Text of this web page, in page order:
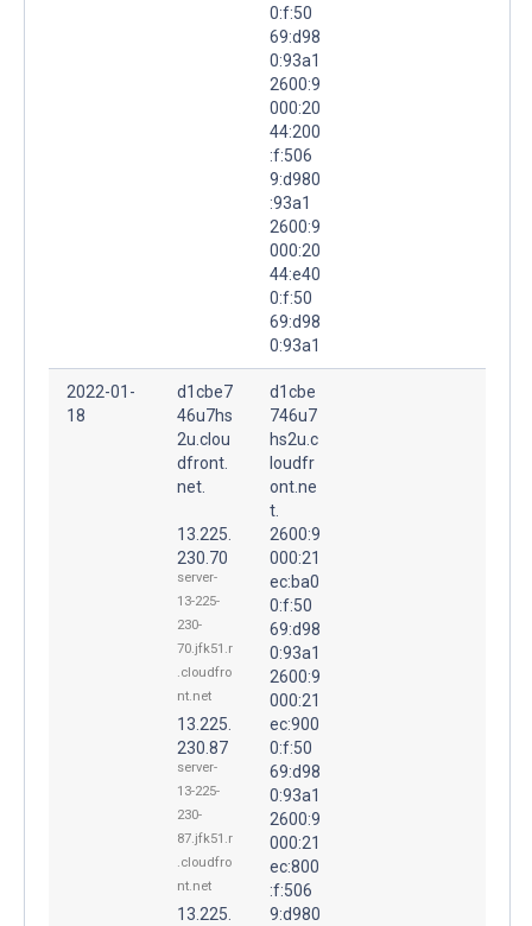
0:f:50
69:d98
0:93a1
2600:9
000:20
44:200
:f:506
9:d980
:93a1
2600:9
000:20
44:e40
0:f:50
69:d98
0:93a1
2022-01-
18
d1cbe7
46u7hs
2u.clou
dfront.
net.
13.225.
230.70
server-
13-225-
230-
70.jfk51.r
.cloudfro
nt.net
13.225.
230.87
server-
13-225-
230-
87.jfk51.r
.cloudfro
nt.net
13.225.
d1cbe
746u7
hs2u.c
loudfr
ont.ne
t.
2600:9
000:21
ec:ba0
0:f:50
69:d98
0:93a1
2600:9
000:21
ec:900
0:f:50
69:d98
0:93a1
2600:9
000:21
ec:800
:f:506
9:d980